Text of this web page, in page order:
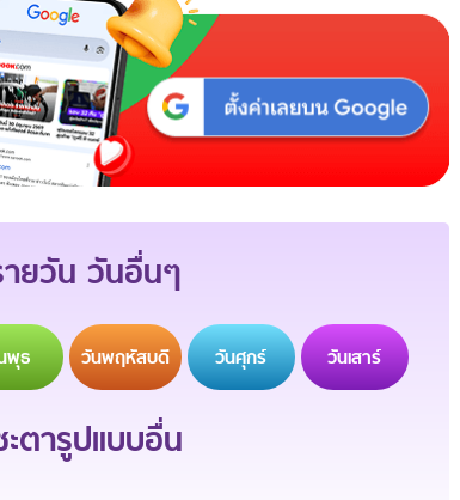
ยวัน วันอื่นๆ
พุธ วันพฤหัสบดี วันศุกร์ วันเสาร์
ตารูปแบบอื่น